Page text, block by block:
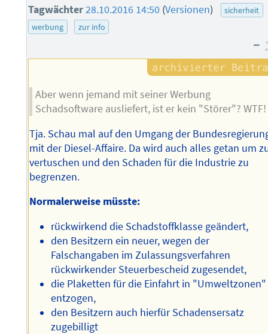
Tagwächter28.10.2016 14:50 (Versionen)
sicherheit
werbung
zur info
–
Aber wenn jemand mit seiner Werbung
Schadsoftware ausliefert, ist er kein "Störer"? WTF!
Tja. Schau mal auf den Umgang der
mit der Diesel-Affaire. Da wird auch alles getan um
vertuschen und den Schaden für die Industrie zu
begrenzen.
Normalerweise müsste:
rückwirkend die Schadstoffklasse geändert,
den Besitzern ein neuer, wegen der
Falschangaben im Zulassungsverfahren
rückwirkender Steuerbescheid zugesendet,
die Plaketten für die Einfahrt in "Umweltzonen"
entzogen,
den Besitzern auch hierfür Schadensersatz
zugebilligt